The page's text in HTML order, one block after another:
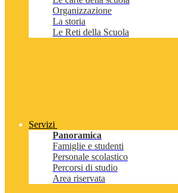
Organizzazione
La storia
Le Reti della Scuola
Servizi
Panoramica
Famiglie e studenti
Personale scolastico
Percorsi di studio
Area riservata